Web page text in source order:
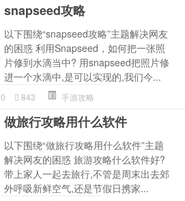
snapseed攻略
以下围绕“snapseed攻略”主题解决网友
的困惑 利用Snapseed，如何把一张照
片修到水滴当中? 用snapseed把照片修
进一个水滴中,是可以实现的,我们今...
0 843 手游攻略
做旅行攻略用什么软件
以下围绕“做旅行攻略用什么软件”主题
解决网友的困惑 旅游攻略什么软件好?
带上家人一起去旅行,不管是周末出去郊
外呼吸新鲜空气,还是节假日携家...